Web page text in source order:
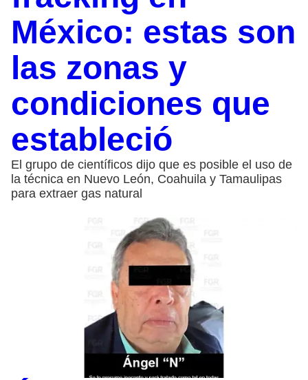
México: estas son
las zonas y
condiciones que
estableció
El grupo de científicos dijo que es posible el uso de
la técnica en Nuevo León, Coahuila y Tamaulipas
para extraer gas natural